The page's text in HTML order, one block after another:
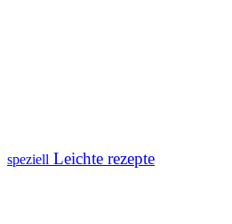
speziell Leichte rezepte